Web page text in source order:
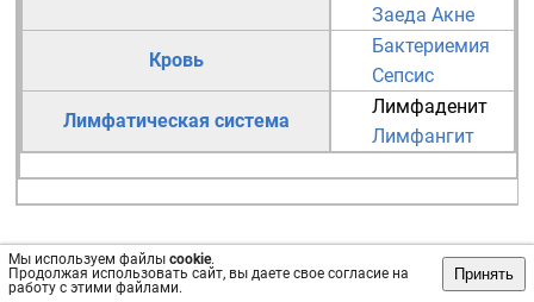
Мы используем файлы cookie.
Продолжая использовать сайт, вы даете свое согласие на
работу с этими файлами.
Принять
Заеда Акне
Кровь
Бактериемия
Сепсис
Лимфатическая система
Лимфаденит
Лимфангит
Источник:https://ru.wikipedia.org/wiki/Бронхит